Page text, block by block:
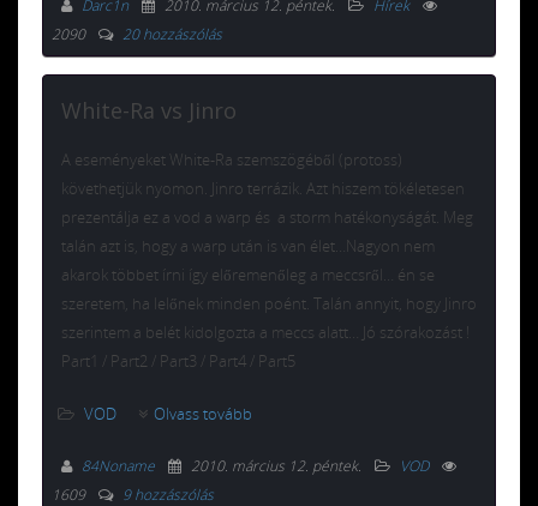
Darc1n 2010. március 12. péntek.
Hírek
2090
20 hozzászólás
White-Ra vs Jinro
A eseményeket White-Ra szemszögéből (protoss)
követhetjük nyomon. Jinro terrázik. Azt hiszem tökéletesen
prezentálja ez a vod a warp és a storm hatékonyságát. Meg
talán azt is, hogy a warp után is van élet…Nagyon nem
akarok többet írni így előremenőleg a meccsről… én se
szeretem, ha lelőnek minden poént. Talán annyit, hogy Jinro
szerintem a belét kidolgozta a meccs alatt… Jó szórakozást !
Part1 / Part2 / Part3 / Part4 / Part5
VOD Olvass tovább
84Noname 2010. március 12. péntek.
VOD
1609
9 hozzászólás